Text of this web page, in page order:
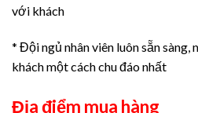
với khách
* Đội ngủ nhân viên luôn sẵn
khách một cách chu đáo nhất
Địa điểm mua hàng